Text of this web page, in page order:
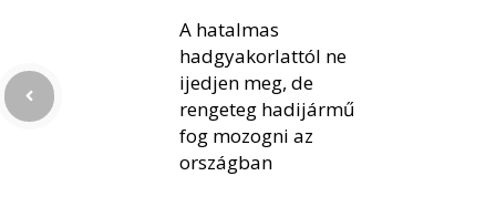
A hatalmas
hadgyakorlattól ne
ijedjen meg, de
rengeteg hadijármű
fog mozogni az
országban